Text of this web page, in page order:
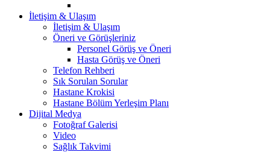
İletişim & Ulaşım
İletişim & Ulaşım
Öneri ve Görüşleriniz
Personel Görüş ve Öneri
Hasta Görüş ve Öneri
Telefon Rehberi
Sık Sorulan Sorular
Hastane Krokisi
Hastane Bölüm Yerleşim Planı
Dijital Medya
Fotoğraf Galerisi
Video
Sağlık Takvimi